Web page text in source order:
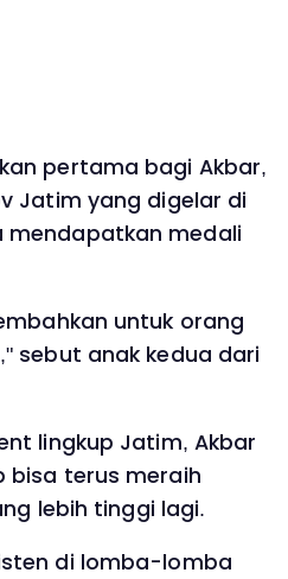
pertama bagi Akbar,
Jatim yang digelar di
medali
untuk orang
sebut anak kedua dari
lingkup Jatim, Akbar
bisa terus meraih
lebih tinggi lagi.
di lomba-lomba